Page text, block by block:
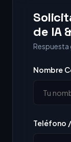
de IA
Respuesta
Nombre
Teléfono